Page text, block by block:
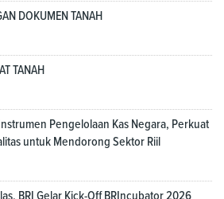
DOKUMEN TANAH
TANAH
Pengelolaan Kas Negara, Perkuat
untuk Mendorong Sektor Riil
BRI Gelar Kick-Off BRIncubator 2026